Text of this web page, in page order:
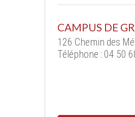
CAMPUS DE
126 Chemin des
Téléphone : 04 50